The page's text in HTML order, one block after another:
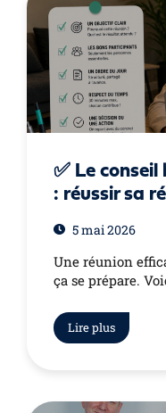
✅ Le
: réussir sa
5 mai 2026
Une réunion
ça se prépare.
Lire plus